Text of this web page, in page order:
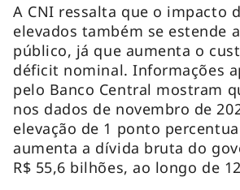
A CNI ressalta que o impacto
elevados também se estende
público, já que aumenta o
déficit nominal. Informações
pelo Banco Central mostram
nos dados de novembro de
elevação de 1 ponto
aumenta a dívida bruta do
R$ 55,6 bilhões, ao longo de